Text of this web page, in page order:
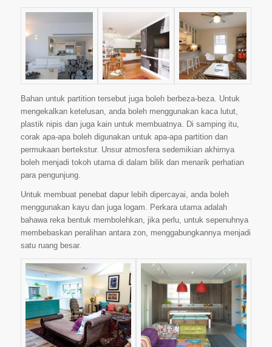
Bahan untuk partition tersebut juga boleh berbeza-beza. Untuk
mengekalkan ketelusan, anda boleh menggunakan kaca lutut,
plastik nipis dan juga kain untuk membuatnya. Di samping itu,
corak apa-apa boleh digunakan untuk apa-apa partition dan
permukaan bertekstur. Unsur atmosfera sedemikian akhirnya
boleh menjadi tokoh utama di dalam bilik dan menarik perhatian
para pengunjung.
Untuk membuat penebat dapur lebih dipercayai, anda boleh
menggunakan kayu dan juga logam. Perkara utama adalah
bahawa reka bentuk membolehkan, jika perlu, untuk sepenuhnya
membebaskan peralihan antara zon, menggabungkannya menjadi
satu ruang besar.